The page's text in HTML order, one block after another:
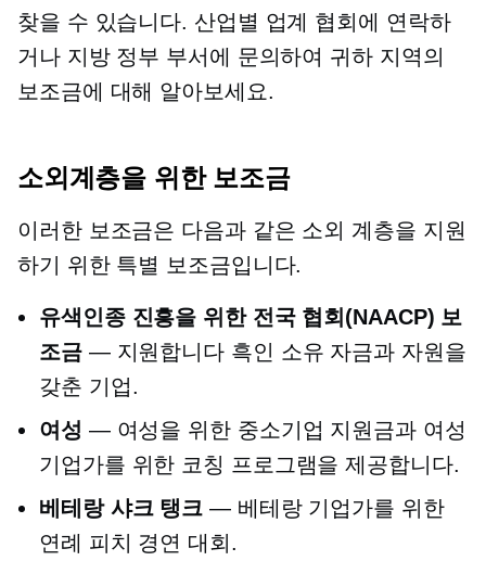
찾을 수 있습니다. 산업별 업계 협회에 연락하
거나 지방 정부 부서에 문의하여 귀하 지역의
보조금에 대해 알아보세요.
소외계층을 위한 보조금
이러한 보조금은 다음과 같은 소외 계층을 지원
하기 위한 특별 보조금입니다.
유색인종 진흥을 위한 전국 협회(NAACP) 보
조금— 지원합니다 흑인 소유 자금과 자원을
갖춘 기업.
여성 — 여성을 위한 중소기업 지원금과 여성
기업가를 위한 코칭 프로그램을 제공합니다.
베테랑 샤크 탱크 — 베테랑 기업가를 위한
연례 피치 경연 대회.